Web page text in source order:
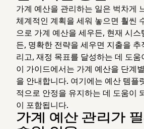
가계 예산을 관리하는 일은 벅차게
체계적인 계획을 세워 놓으면 훨씬
으로 가계 예산을 세우든, 현재 시스
든, 명확한 전략을 세우면 지출을 추
리고, 재정 목표를 달성하는 데 도움
이 가이드에서는 가계 예산을 단계
을 안내합니다. 여기에는 예산 템플
적으로 안정을 유지하는 데 도움이
이 포함됩니다.
가계 예산 관리가